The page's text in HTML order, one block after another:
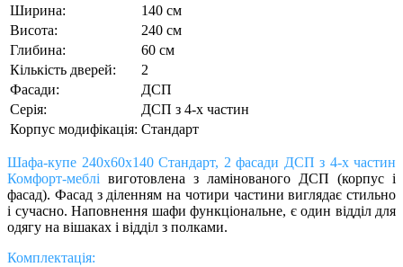
Ширина:
140 см
Висота:
240 см
Глибина:
60 см
Кількість дверей:
2
Фасади:
ДСП
Серія:
ДСП з 4-х частин
Корпус модифікація: Стандарт
Шафа-купе 240х60х140 Стандарт, 2 фасади ДСП з 4-х частин
Комфорт-меблі виготовлена з ламінованого ДСП (корпус і
фасад). Фасад з діленням на чотири частини виглядає стильно
і сучасно. Наповнення шафи функціональне, є один відділ для
одягу на вішаках і відділ з полками.
Комплектація: